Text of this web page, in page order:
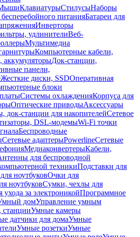
КлавиатурыСтилусыНаборы
питанияБатареи для
Инверторы
удлинителиВеб-
Мультимедиа
Компьютерные кабели,
аккумуляторыДок-станции,
панели,
Жесткие диски, SSDОперативная
блоки
Системы охлажденияКорпуса для
Оптические приводыАксессуары
док-станции для накопителейСетевое
DSL-модемыWi-Fi точки
Беспроводные
Сетевые адаптерыPowerlineСетевые
МедиаконвертерыКабели,
для беспроводной
техникиПодставки для
ноутбуковОчки для
ноутбуковСумки, чехлы для
ухода за электроникойПрограммное
домУправление умным
Умные камеры
датчики для домаУмные
Умные розеткиУмные